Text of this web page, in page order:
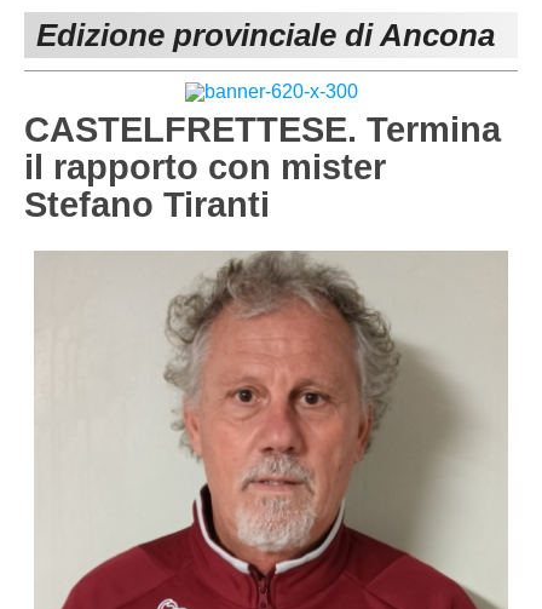
MACERATA
Carica la tua Rosa
ECCELLENZA
1^ CATEGORIA
2^ CATEGORIA
3^ CATEGORIA
NAZIONALI
REGIONALI
Edizione provinciale di Ancona
CASTELFRETTESE. Termina
il rapporto con mister
Stefano Tiranti